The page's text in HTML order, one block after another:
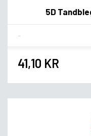
5D
41,10 KR